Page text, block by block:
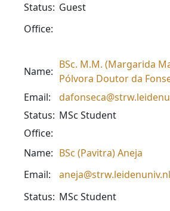
Status: Guest
Office:
Name:
BSc. M.M. (Margarida
Pólvora Doutor da
Email:
Status: MSc Student
Office:
Name: BSc (Pavitra) Aneja
Email:
aneja@strw.leidenuniv.nl
Status: MSc Student